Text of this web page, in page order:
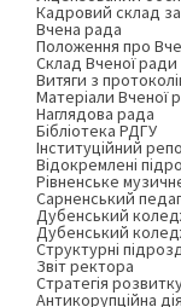
Кадровий склад
Вчена рада
Положення про
Склад Вченої ради
Витяги з
Матеріали Вченої
Наглядова рада
Бібліотека РДГУ
Інституційний
Відокремлені
Рівненське
Сарненський
Дубенський
Дубенський
Структурні
Звіт ректора
Стратегія
Антикорупційна